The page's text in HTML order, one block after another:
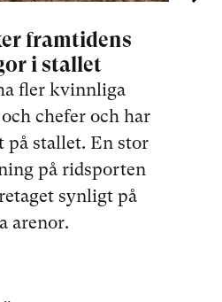
framtidens
i stallet
fler kvinnliga
chefer och har
stallet. En stor
på ridsporten
synligt på
arenor.